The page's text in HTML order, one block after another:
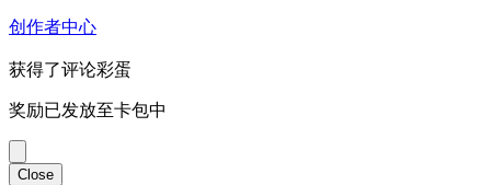
创作者中心
获得了评论彩蛋
奖励已发放至卡包中
Close